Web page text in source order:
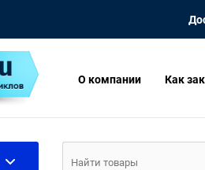
О компании Как